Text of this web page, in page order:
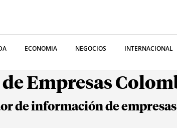
ECONOMIA NEGOCIOS INTERNACIONAL
Empresas
de información de empresas